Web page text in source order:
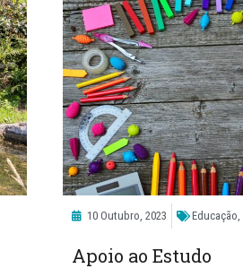
10 Outubro, 2023 Educação,
Apoio ao Estudo